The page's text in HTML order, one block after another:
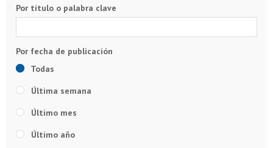
Por título o palabra clave
Todas
Última semana
Último mes
Último año